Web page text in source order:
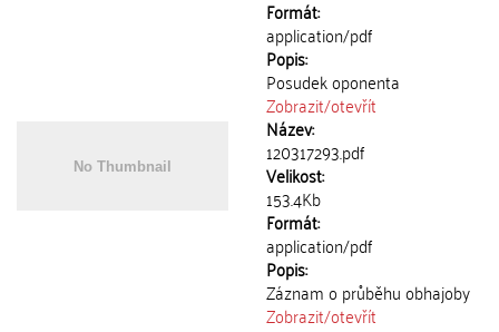
Formát:
application/pdf
Popis:
Posudek oponenta
Zobrazit/otevřít
Název:
120317293.pdf
Velikost:
153.4Kb
Formát:
application/pdf
Popis:
Záznam o průběhu obhajoby
Zobrazit/otevřít